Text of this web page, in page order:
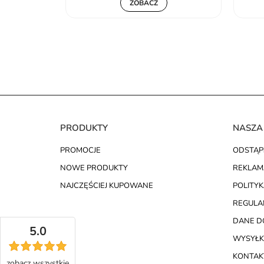
ZOBACZ
PRODUKTY
PROMOCJE
NOWE PRODUKTY
NAJCZĘŚCIEJ KUPOWANE
DANE
5.0